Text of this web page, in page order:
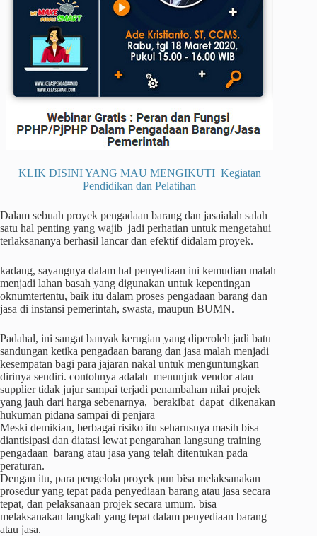
KLIK DISINI YANG MAU MENGIKUTI Kegiatan
Pendidikan dan Pelatihan
Dalam sebuah proyek pengadaan barang dan jasaialah salah
satu hal penting yang wajib jadi perhatian untuk mengetahui
terlaksananya berhasil lancar dan efektif didalam proyek.
kadang, sayangnya dalam hal penyediaan ini kemudian malah
menjadi lahan basah yang digunakan untuk kepentingan
oknumtertentu, baik itu dalam proses pengadaan barang dan
jasa di instansi pemerintah, swasta, maupun BUMN.
Padahal, ini sangat banyak kerugian yang diperoleh jadi batu
sandungan ketika pengadaan barang dan jasa malah menjadi
kesempatan bagi para jajaran nakal untuk menguntungkan
dirinya sendiri. contohnya adalah menunjuk vendor atau
supplier tidak jujur sampai terjadi penambahan nilai projek
yang jauh dari harga sebenarnya, berakibat dapat dikenakan
hukuman pidana sampai di penjara
Meski demikian, berbagai risiko itu seharusnya masih bisa
diantisipasi dan diatasi lewat pengarahan langsung training
pengadaan barang atau jasa yang telah ditentukan pada
peraturan.
Dengan itu, para pengelola proyek pun bisa melaksanakan
prosedur yang tepat pada penyediaan barang atau jasa secara
tepat, dan pelaksanaan projek secara umum. bisa
melaksanakan langkah yang tepat dalam penyediaan barang
atau jasa.